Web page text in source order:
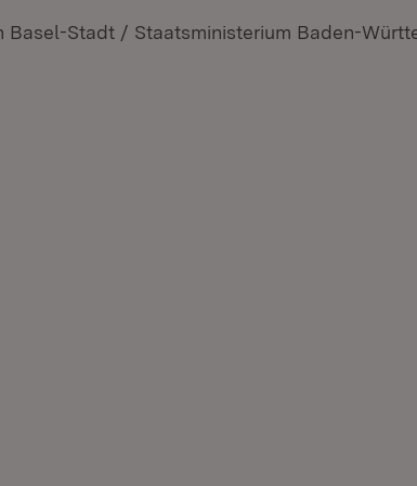
Basel-Stadt / Staatsministerium Baden-